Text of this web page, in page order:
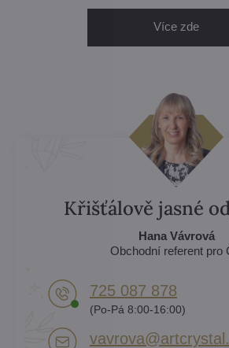
Více zde
Křišťálově jasné
Hana Vávrová
Obchodní referent pro
725 087 878​
(Po-Pá 8:00-16:00)